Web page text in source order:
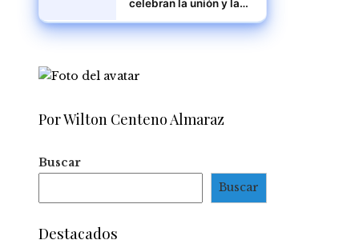
celebran la unión y la
Por Wilton Centeno Almaraz
Buscar
Buscar
Destacados